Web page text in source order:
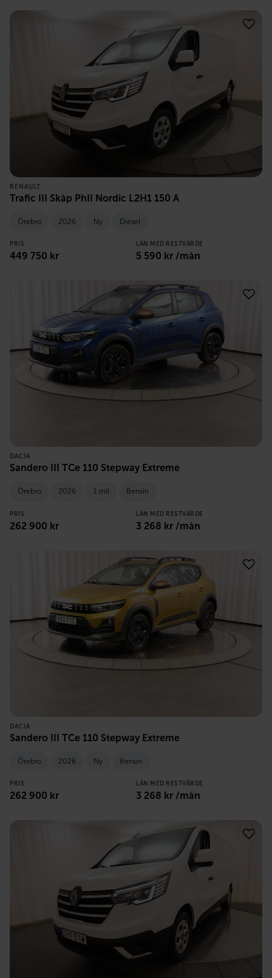
RENAULT
Trafic III Skåp PhII Nordic L2H1 150 A
Örebro 2026 Ny Diesel
PRIS
449 750 kr
LÅN MED RESTVÄRDE
5 590 kr /mån
DACIA
Sandero III TCe 110 Stepway Extreme
Örebro 2026 1 mil Bensin
PRIS
262 900 kr
LÅN MED RESTVÄRDE
3 268 kr /mån
DACIA
Sandero III TCe 110 Stepway Extreme
Örebro 2026 Ny Bensin
PRIS
262 900 kr
LÅN MED RESTVÄRDE
3 268 kr /mån